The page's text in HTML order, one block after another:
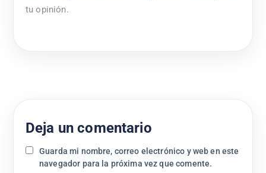
tu opinión.
Deja un comentario
Guarda mi nombre, correo electrónico y web en este
navegador para la próxima vez que comente.